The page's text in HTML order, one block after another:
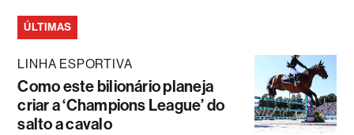
ÚLTIMAS
LINHA ESPORTIVA
Como este bilionário planeja
criar a ‘Champions League’ do
salto a cavalo